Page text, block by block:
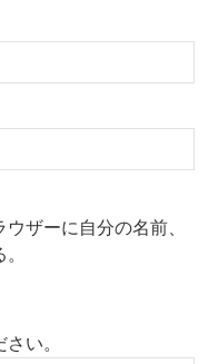
ザーに自分の名前、
い。